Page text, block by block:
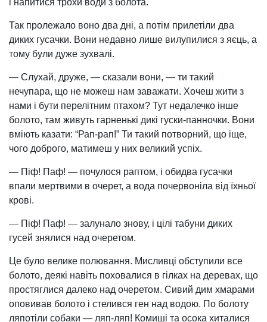
Так пролежало воно два дні, а потім прилетіли два
диких гусачки. Вони недавно лише вилупилися з яєць, а
тому були дуже зухвалі.
— Слухай, друже, — сказали вони, — ти такий
нечупара, що не можеш нам заважати. Хочеш жити з
нами і бути перелітним птахом? Тут недалечко інше
болото, там живуть гарненькі дикі гуски-панночки. Вони
вміють казати: “Рап-рап!” Ти такий потворний, що іще,
чого доброго, матимеш у них великий успіх.
— Піф! Паф! — почулося раптом, і обидва гусачки
впали мертвими в очерет, а вода почервоніла від їхньої
крові.
— Піф! Паф! — залунало знову, і цілі табуни диких
гусей знялися над очеретом.
Це було велике полювання. Мисливці обступили все
болото, деякі навіть поховалися в гілках на деревах, що
простяглися далеко над очеретом. Сивий дим хмарами
оповивав болото і стелився ген над водою. По болоту
ляпотіли собаки — ляп-ляп! Комиші та осока хиталися